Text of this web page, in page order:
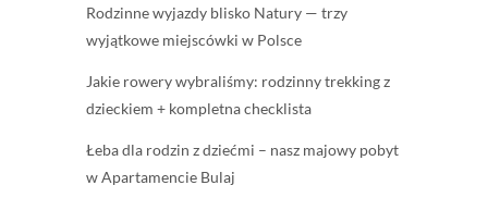
Rodzinne wyjazdy blisko Natury — trzy
wyjątkowe miejscówki w Polsce
Jakie rowery wybraliśmy: rodzinny trekking z
dzieckiem + kompletna checklista
Łeba dla rodzin z dziećmi – nasz majowy pobyt
w Apartamencie Bulaj